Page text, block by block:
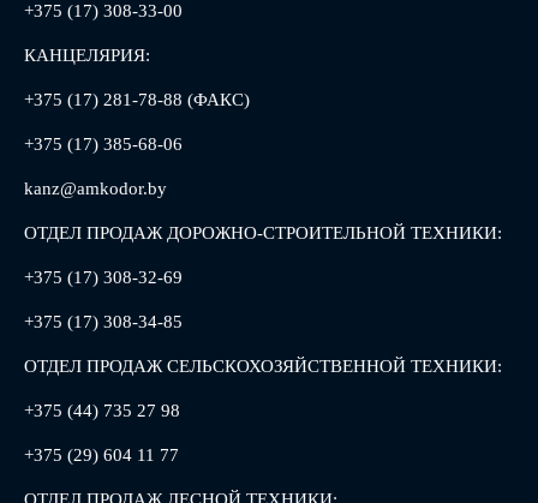
+375 (17) 308-33-00
КАНЦЕЛЯРИЯ:
+375 (17) 281-78-88 (ФАКС)
+375 (17) 385-68-06
kanz@amkodor.by
ОТДЕЛ ПРОДАЖ ДОРОЖНО-СТРОИТЕЛЬНОЙ ТЕХНИКИ:
+375 (17) 308-32-69
+375 (17) 308-34-85
ОТДЕЛ ПРОДАЖ СЕЛЬСКОХОЗЯЙСТВЕННОЙ ТЕХНИКИ:
+375 (44) 735 27 98
+375 (29) 604 11 77